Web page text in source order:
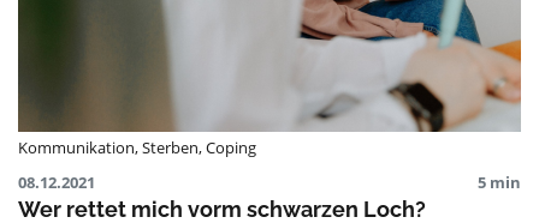
Kommunikation,Sterben,Coping
08.12.2021
5 min
Wer rettet mich vorm schwarzen Loch?